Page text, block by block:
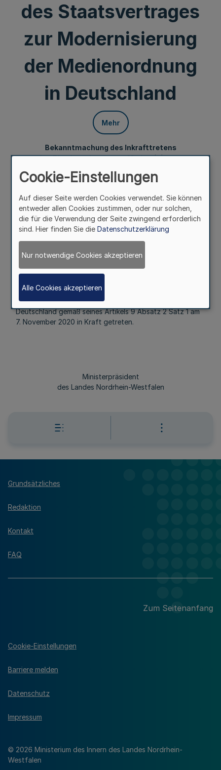
des Staatsvertrages
zur Modernisierung
der Medienordnung
in Deutschland
Mehr
Bekanntmachung des Inkrafttretens
des Staatsvertrages zur Modernisierung
Vom 24. November 2020
Nachdem am 6. November 2020 alle
Ratifikationsurkunden bei der Senatskanzlei Berlin,
Regierungschefs der Länder, hinterlegt waren, ist der
Staatsvertrag zur Modernisierung der Medienordnung in
Deutschland gemäß seines Artikels 9 Absatz 2 Satz 1 am
7. November 2020 in Kraft getreten.
Ministerpräsident
des Landes Nordrhein-Westfalen
Grundsätzliches
Redaktion
Kontakt
FAQ
Zum Seitenanfang
© 2026 Ministerium des Innern des Landes Nordrhein-
Westfalen
Cookie-Einstellungen
Barriere melden
Datenschutz
Impressum
Cookie-Einstellungen
Auf dieser Seite werden Cookies verwendet. Sie können
entweder allen Cookies zustimmen, oder nur solchen,
die für die Verwendung der Seite zwingend erforderlich
sind. Hier finden Sie die Datenschutzerklärung
Nur notwendige Cookies akzeptieren
Alle Cookies akzeptieren